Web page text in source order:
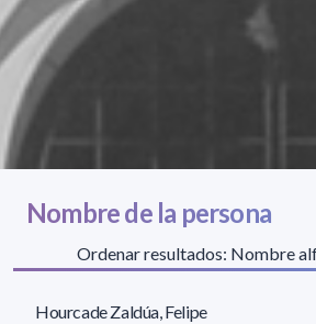
Nombre de la persona
Ordenar resultados: Nombre
Hourcade Zaldúa, Felipe